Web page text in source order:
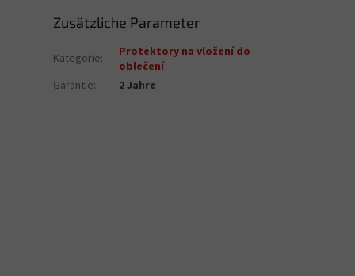
Zusätzliche Parameter
Kategorie:
Protektory na vložení do
oblečení
Garantie: 2 Jahre